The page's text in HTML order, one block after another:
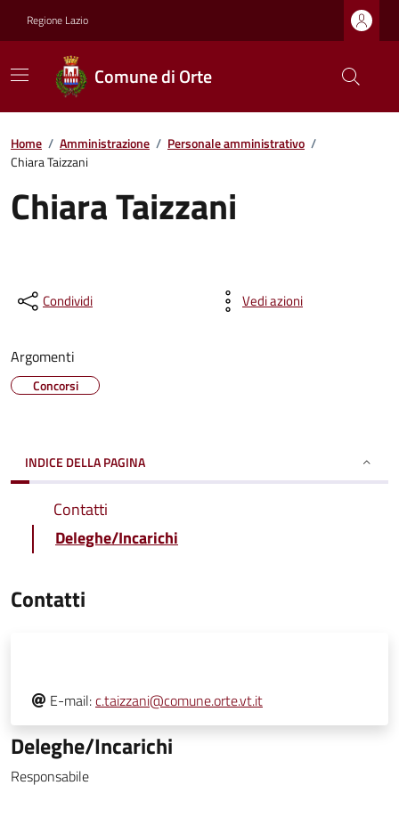
Regione Lazio
Comune di Orte
Home / Amministrazione / Personale amministrativo /
Chiara Taizzani
Chiara Taizzani
Condividi Vedi azioni
Argomenti
Concorsi
INDICE DELLA PAGINA
Contatti
Deleghe/Incarichi
Contatti
E-mail:c.taizzani@comune.orte.vt.it
Deleghe/Incarichi
Responsabile